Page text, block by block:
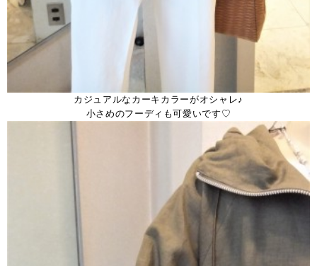
カジュアルなカーキカラーがオシャレ♪
小さめのフーディも可愛いです♡